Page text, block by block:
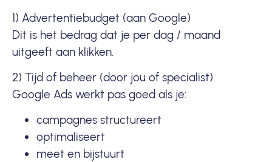
1) Advertentiebudget (aan Google)
Dit is het bedrag dat je per dag / maand
uitgeeft aan klikken.
2) Tijd of beheer (door jou of specialist)
Google Ads werkt pas goed als je:
campagnes structureert
optimaliseert
meet en bijstuurt